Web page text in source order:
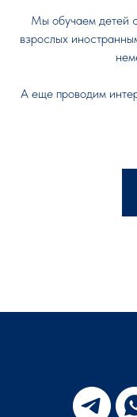
Мы обучаем детей
взрослых
А еще проводим